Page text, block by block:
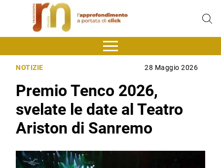
NOTIZIE 28 Maggio 2026
Premio Tenco 2026,
svelate le date al Teatro
Ariston di Sanremo